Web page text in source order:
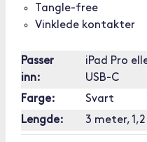
Tangle-free
Vinklede kontakter
Passer
inn:
iPad Pro
USB-C
Farge:
Svart
Lengde:
3 meter,